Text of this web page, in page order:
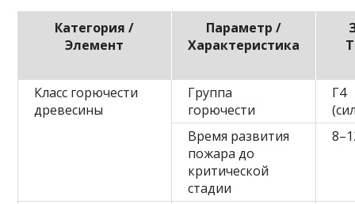
Категория /
Элемент
Параметр /
Характеристика
Класс горючести
древесины
Группа
горючести
Г4
Время развития
пожара до
критической
стадии